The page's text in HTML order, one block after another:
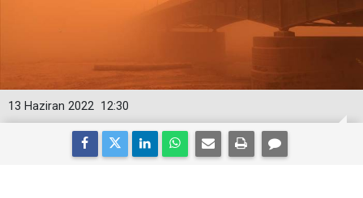
12:30
13 Haziran 2022